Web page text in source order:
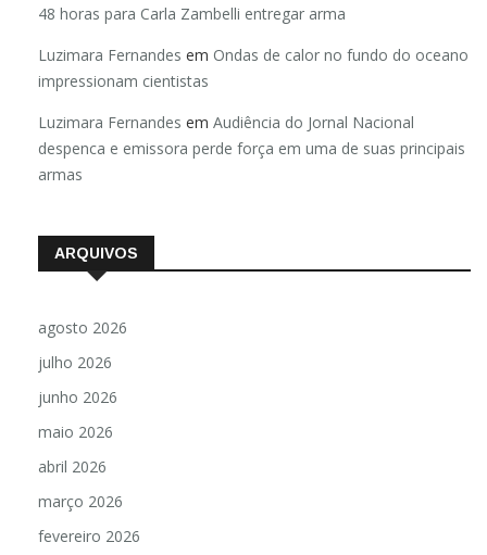
48 horas para Carla Zambelli entregar arma
Luzimara Fernandes em Ondas de calor no fundo do oceano
impressionam cientistas
Luzimara Fernandes em Audiência do Jornal Nacional
despenca e emissora perde força em uma de suas principais
armas
ARQUIVOS
agosto 2026
julho 2026
junho 2026
maio 2026
abril 2026
março 2026
fevereiro 2026